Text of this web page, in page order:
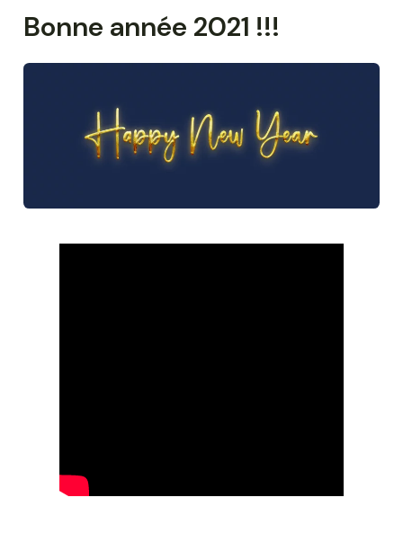
Bonne année 2021 !!!